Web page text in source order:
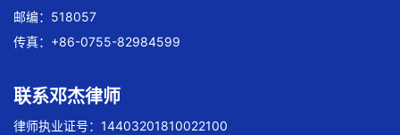
邮编：518057
传真：+86-0755-82984599
联系邓杰律师
律师执业证号：14403201810022100